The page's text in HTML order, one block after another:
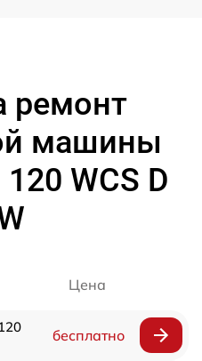
ремонт
машины
WCS D
Цена
бесплатно